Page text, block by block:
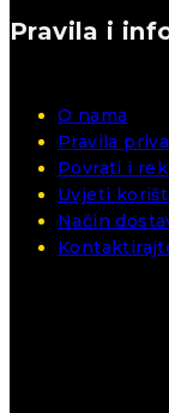
Pravila i
O nama
Pravila
Povrati i
Uvjeti
Način